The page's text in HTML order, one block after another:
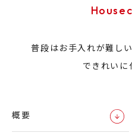
普段はお手入れが難し
できれいに
概要